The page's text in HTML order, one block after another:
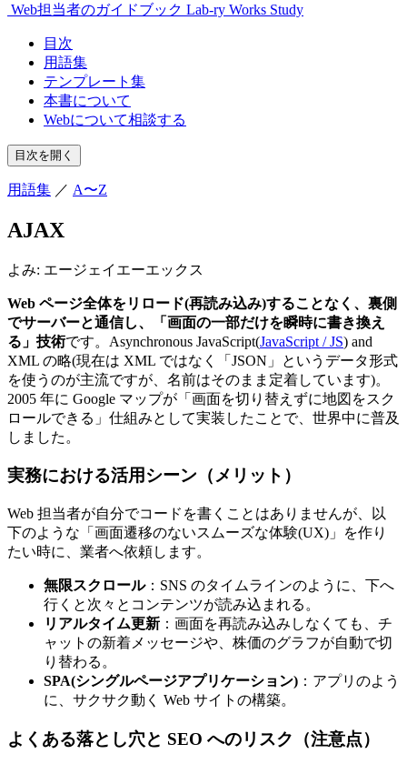
Web担当者のガイドブック Lab-ry Works Study
目次
用語集
テンプレート集
本書について
Webについて相談する
目次を開く
用語集 ／ A〜Z
AJAX
よみ: エージェイエーエックス
Web ページ全体をリロード(再読み込み)することなく、裏側
でサーバーと通信し、「画面の一部だけを瞬時に書き換え
る」技術です。Asynchronous JavaScript(JavaScript / JS) and
XML の略(現在は XML ではなく「JSON」というデータ形式
を使うのが主流ですが、名前はそのまま定着しています)。
2005 年に Google マップが「画面を切り替えずに地図をスク
ロールできる」仕組みとして実装したことで、世界中に普及
しました。
実務における活用シーン（メリット）
Web 担当者が自分でコードを書くことはありませんが、以
下のような「画面遷移のないスムーズな体験(UX)」を作り
たい時に、業者へ依頼します。
無限スクロール：SNS のタイムラインのように、下へ
行くと次々とコンテンツが読み込まれる。
リアルタイム更新 ：画面を再読み込みしなくても、チ
ャットの新着メッセージや、株価のグラフが自動で切
り替わる。
SPA(シングルページアプリケーション) ：アプリのよう
に、サクサク動く Web サイトの構築。
よくある落とし穴と SEO へのリスク（注意点）